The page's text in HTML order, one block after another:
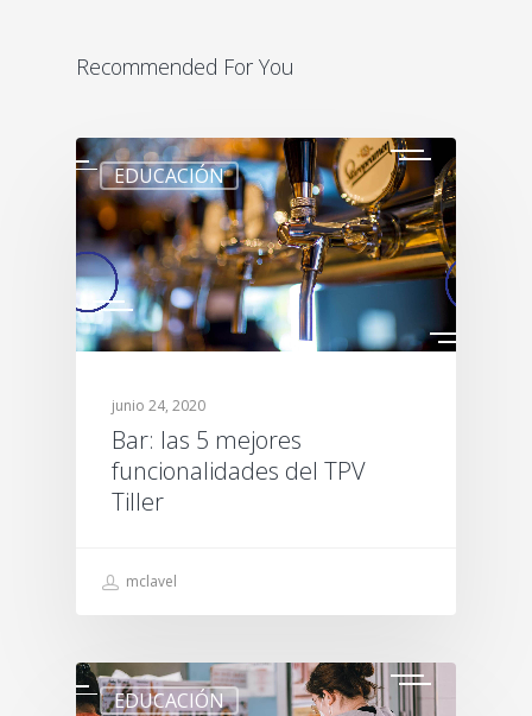
Recommended For You
EDUCACIÓN
junio 24, 2020
Bar: las 5 mejores
funcionalidades del TPV
Tiller
mclavel
EDUCACIÓN